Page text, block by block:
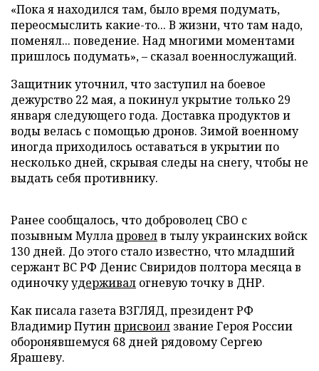
«Пока я находился там, было время подумать,
переосмыслить какие-то... В жизни, что там надо,
поменял... поведение. Над многими моментами
пришлось подумать», – сказал военнослужащий.
Защитник уточнил, что заступил на боевое
дежурство 22 мая, а покинул укрытие только 29
января следующего года. Доставка продуктов и
воды велась с помощью дронов. Зимой военному
иногда приходилось оставаться в укрытии по
несколько дней, скрывая следы на снегу, чтобы не
выдать себя противнику.
Ранее сообщалось, что доброволец СВО с
позывным Муллапровелв тылу украинских войск
130 дней. До этого стало известно, что младший
сержант ВС РФ Денис Свиридов полтора месяца в
одиночкуудерживал огневую точку в ДНР.
Как писала газета ВЗГЛЯД, президент РФ
Владимир Путин присвоил звание Героя России
оборонявшемуся 68 дней рядовому Сергею
Ярашеву.